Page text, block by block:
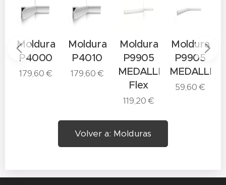
Moldura
P4000
179,60€
Moldura
P4010
179,60€
Moldura
P9905
MEDALLION
Flex
119,20€
Moldura
P9905
59,60€
Volver a: Molduras